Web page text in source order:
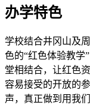
办学特色
学校结合井冈山及
色的“红色体验教学
堂相结合，让红色
容易接受的开放的
声，真正做到用我